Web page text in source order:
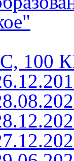
100